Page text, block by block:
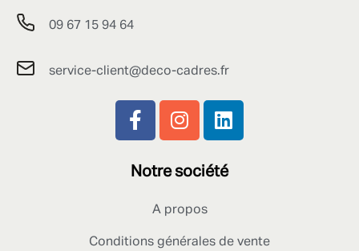
09 67 15 94 64
service-client@deco-cadres.fr
Notre société
A propos
Conditions générales de vente